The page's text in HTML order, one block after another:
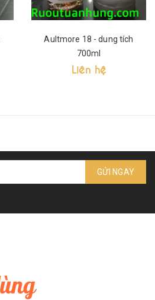
Aultmore 18 - dung tích
700ml
Liên hệ
GỬI NGAY